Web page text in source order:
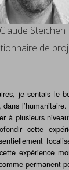
Claude Steichen
de
je sentais le
à plusieurs
cette
expérience
permanent